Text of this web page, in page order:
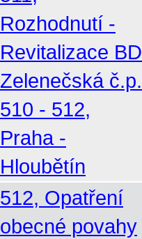
Rozhodnutí -
Revitalizace BD
Zelenečská č.p.
510 - 512,
Praha -
Hloubětín
512, Opatření
obecné povahy